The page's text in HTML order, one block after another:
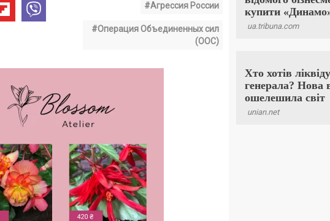
#Агрессия России
#Операция Объединенных сил
(ООС)